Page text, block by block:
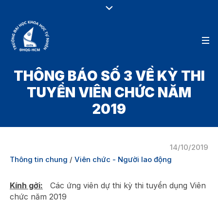
THÔNG BÁO SỐ 3 VỀ KỲ THI
TUYỂN VIÊN CHỨC NĂM
2019
14/10/2019
Thông tin chung / Viên chức - Người lao động
Kính gởi: Các ứng viên dự thi kỳ thi tuyển dụng Viên
chức năm 2019